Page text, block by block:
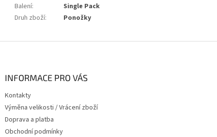
Balení:
Single Pack
Druh zboží: Ponožky
INFORMACE PRO VÁS
Kontakty
Výměna velikosti / Vrácení zboží
Doprava a platba
Obchodní podmínky